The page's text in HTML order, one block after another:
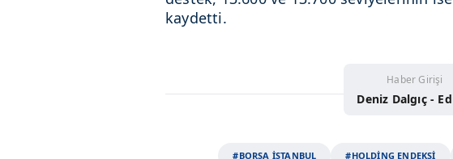
kaydetti.
Haber Girişi
Deniz Dalgıç -
#BORSA İSTANBUL #HOLDİNG ENDEKSİ